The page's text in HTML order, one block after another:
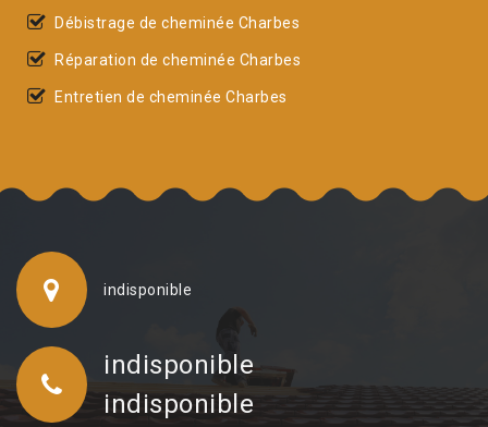
Débistrage de cheminée Charbes
Réparation de cheminée Charbes
Entretien de cheminée Charbes
indisponible
indisponible
indisponible